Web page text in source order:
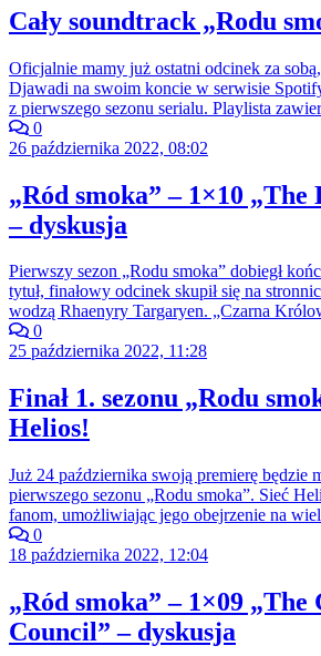
Cały soundtrack „Rodu
Oficjalnie mamy już ostatni odcinek za
Djawadi na swoim koncie w serwisie
z pierwszego sezonu serialu. Playlista
0
26 października 2022, 08:02
„Ród smoka” – 1×10 „The
– dyskusja
Pierwszy sezon „Rodu smoka” dobiegł
tytuł, finałowy odcinek skupił się na
wodzą Rhaenyry Targaryen. „Czarna
0
25 października 2022, 11:28
Finał 1. sezonu „Rodu
Helios!
Już 24 października swoją premierę będzie
pierwszego sezonu „Rodu smoka”. Sieć
fanom, umożliwiając jego obejrzenie na
0
18 października 2022, 12:04
„Ród smoka” – 1×09 „The
Council” – dyskusja